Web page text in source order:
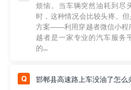
烦恼。当车辆突然油耗到尽
时，这种情况会比较头疼。
方案——利用穿越者微信小程
越者是一家专业的汽车服务
的...
邯郸县高速路上车没油了怎么